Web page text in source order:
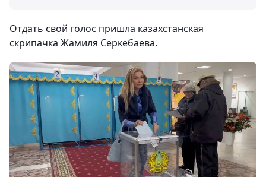
Отдать свой голос пришла казахстанская
скрипачка Жамиля Серкебаева.